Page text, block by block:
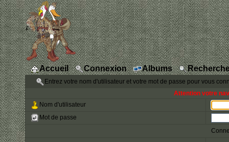
Accueil Connexion Albums
Entrez votre nom d'utilisateur et votre mot de passe pour vous
Attention votre
Nom d'utilisateur
Mot de passe